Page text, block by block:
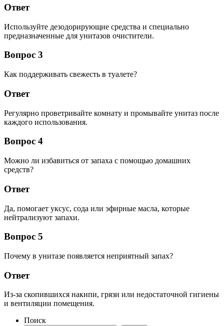
Ответ
Используйте дезодорирующие средства и специально
предназначенные для унитазов очистители.
Вопрос 3
Как поддерживать свежесть в туалете?
Ответ
Регулярно проветривайте комнату и промывайте унитаз после
каждого использования.
Вопрос 4
Можно ли избавиться от запаха с помощью домашних
средств?
Ответ
Да, помогает уксус, сода или эфирные масла, которые
нейтрализуют запахи.
Вопрос 5
Почему в унитазе появляется неприятный запах?
Ответ
Из-за скопившихся накипи, грязи или недостаточной гигиены
и вентиляции помещения.
Поиск